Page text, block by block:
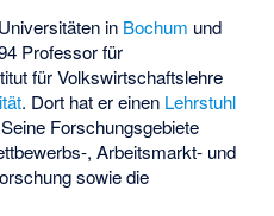
in Bochum und
Professor für
für Volkswirtschaftslehre
. Dort hat er einen Lehrstuhl
Forschungsgebiete
, Arbeitsmarkt- und
sowie die